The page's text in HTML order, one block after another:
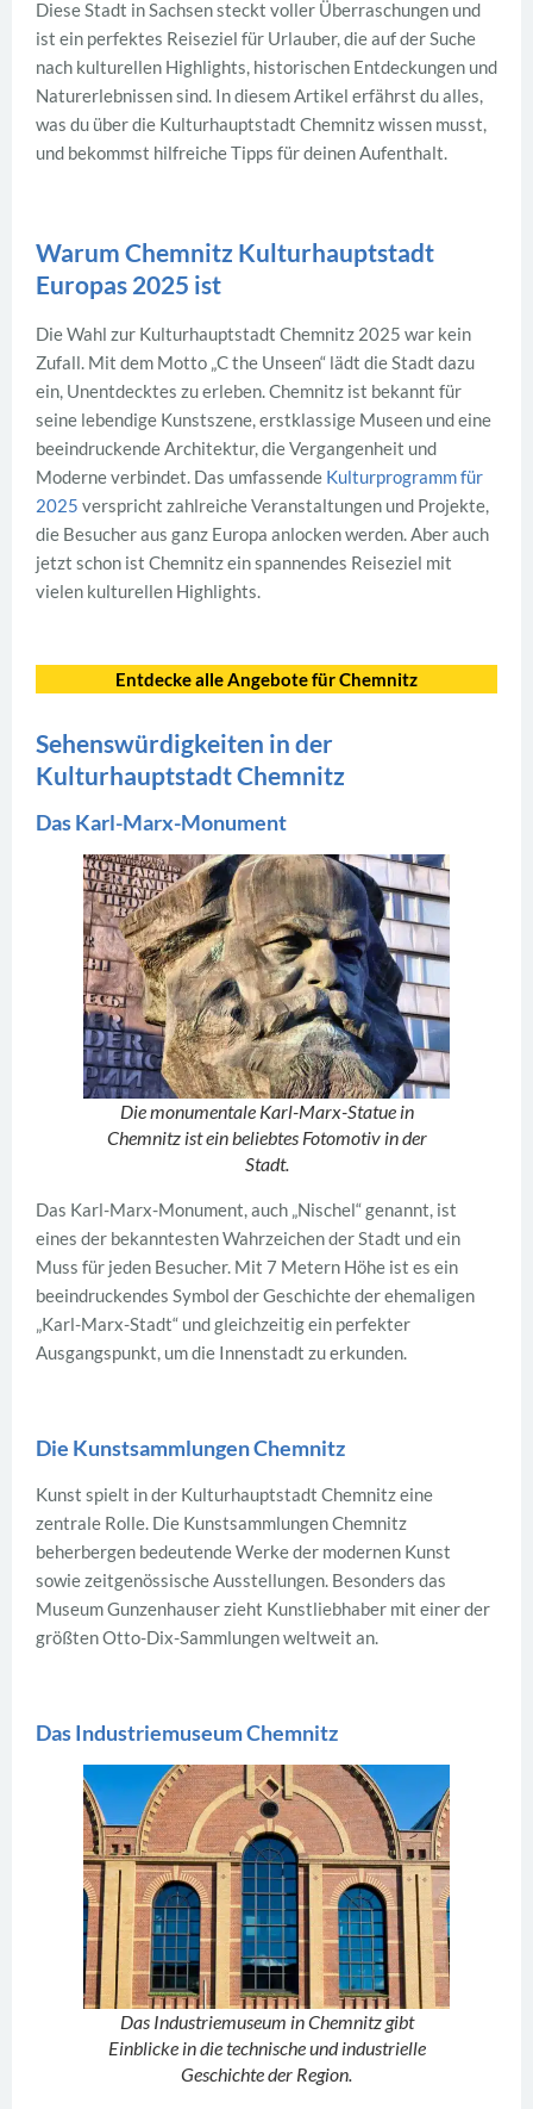
Diese Stadt in Sachsen steckt voller Überraschungen und
ist ein perfektes Reiseziel für Urlauber, die auf der Suche
nach kulturellen Highlights, historischen Entdeckungen und
Naturerlebnissen sind. In diesem Artikel erfährst du alles,
was du über die Kulturhauptstadt Chemnitz wissen musst,
und bekommst hilfreiche Tipps für deinen Aufenthalt.
Warum Chemnitz Kulturhauptstadt
Europas 2025 ist
Die Wahl zur Kulturhauptstadt Chemnitz 2025 war kein
Zufall. Mit dem Motto „C the Unseen“ lädt die Stadt dazu
ein, Unentdecktes zu erleben. Chemnitz ist bekannt für
seine lebendige Kunstszene, erstklassige Museen und eine
beeindruckende Architektur, die Vergangenheit und
Moderne verbindet. Das umfassende Kulturprogramm für
2025 verspricht zahlreiche Veranstaltungen und Projekte,
die Besucher aus ganz Europa anlocken werden. Aber auch
jetzt schon ist Chemnitz ein spannendes Reiseziel mit
vielen kulturellen Highlights.
Entdecke alle Angebote für Chemnitz
Sehenswürdigkeiten in der
Kulturhauptstadt Chemnitz
Das Karl-Marx-Monument
Die monumentale Karl-Marx-Statue in
Chemnitz ist ein beliebtes Fotomotiv in der
Stadt.
Das Karl-Marx-Monument, auch „Nischel“ genannt, ist
eines der bekanntesten Wahrzeichen der Stadt und ein
Muss für jeden Besucher. Mit 7 Metern Höhe ist es ein
beeindruckendes Symbol der Geschichte der ehemaligen
„Karl-Marx-Stadt“ und gleichzeitig ein perfekter
Ausgangspunkt, um die Innenstadt zu erkunden.
Die Kunstsammlungen Chemnitz
Kunst spielt in der Kulturhauptstadt Chemnitz eine
zentrale Rolle. Die Kunstsammlungen Chemnitz
beherbergen bedeutende Werke der modernen Kunst
sowie zeitgenössische Ausstellungen. Besonders das
Museum Gunzenhauser zieht Kunstliebhaber mit einer der
größten Otto-Dix-Sammlungen weltweit an.
Das Industriemuseum Chemnitz
Das Industriemuseum in Chemnitz gibt
Einblicke in die technische und industrielle
Geschichte der Region.